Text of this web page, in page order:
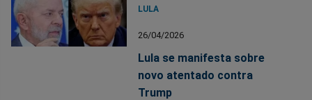
LULA
26/04/2026
Lula se manifesta sobre
novo atentado contra
Trump